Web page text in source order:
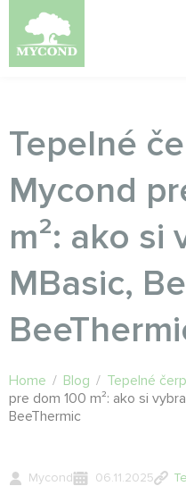
Tepelné
Mycond
m²: ako si
MBasic,
Home / Blog / Tepelné
pre dom 100 m²: ako si
BeeThermic
Mycond 06.11.2025